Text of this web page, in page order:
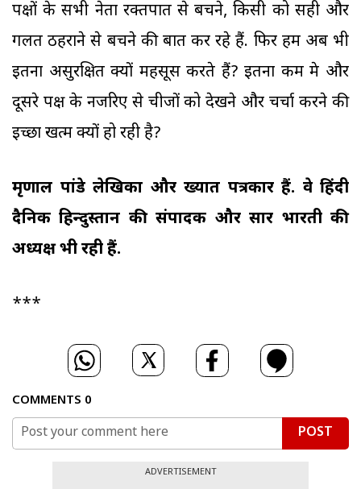
पक्षों के सभी नेता रक्तपात से बचने, किसी को सही और
गलत ठहराने से बचने की बात कर रहे हैं. फिर हम अब भी
इतना असुरक्षित क्यों महसूस करते हैं? इतना कम प्रेम और
दूसरे पक्ष के नजरिए से चीजों को देखने और चर्चा करने की
इच्छा खत्म क्यों हो रही है?
मृणाल पांडे लेखिका और प्रख्यात पत्रकार हैं. वे हिंदी
दैनिक हिन्दुस्तान की संपादक और प्रसार भारती की
अध्यक्ष भी रही हैं.
***
COMMENTS 0
POST
ADVERTISEMENT